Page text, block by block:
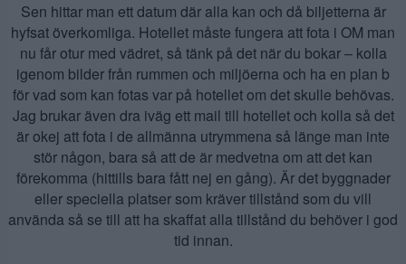
Sen hittar man ett datum där alla kan och då biljetterna är
hyfsat överkomliga. Hotellet måste fungera att fota i OM man
nu får otur med vädret, så tänk på det när du bokar – kolla
igenom bilder från rummen och miljöerna och ha en plan b
för vad som kan fotas var på hotellet om det skulle behövas.
Jag brukar även dra iväg ett mail till hotellet och kolla så det
är okej att fota i de allmänna utrymmena så länge man inte
stör någon, bara så att de är medvetna om att det kan
förekomma (hittills bara fått nej en gång). Är det byggnader
eller speciella platser som kräver tillstånd som du vill
använda så se till att ha skaffat alla tillstånd du behöver i god
tid innan.